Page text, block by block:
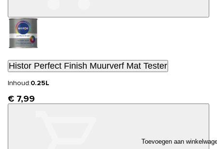
Histor Perfect Finish Muurverf Mat Tester
Inhoud:0.25L
€ 7,99
Toevoegen aan